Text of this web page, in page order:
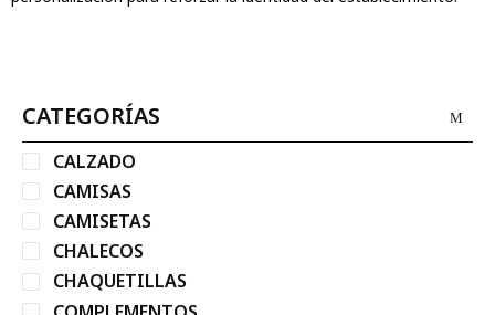
CATEGORÍAS
CALZADO
CAMISAS
CAMISETAS
CHALECOS
CHAQUETILLAS